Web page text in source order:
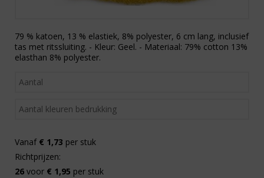
79 % katoen, 13 % elastiek, 8% polyester, 6 cm lang, inclusief
tas met ritssluiting. - Kleur: Geel. - Materiaal: 79% cotton 13%
elasthan 8% polyester.
Vanaf € 1,73 per stuk
Richtprijzen:
26 voor € 1,95 per stuk